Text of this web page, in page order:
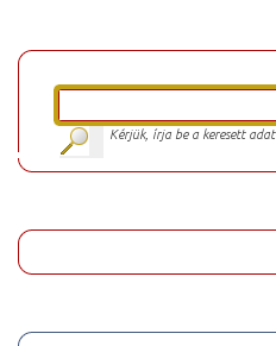
Kérjük, írja be a keresett